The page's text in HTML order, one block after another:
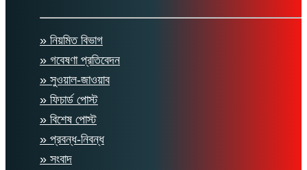
» নিয়মিত বিভাগ
» গবেষণা প্রতিবেদন
» সুওয়াল-জাওয়াব
» ফিচার্ড পোস্ট
» বিশেষ পোস্ট
» প্রবন্ধ-নিবন্ধ
» সংবাদ